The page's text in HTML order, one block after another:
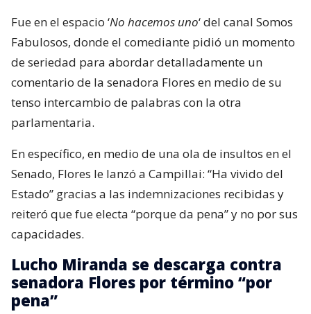
Fue en el espacio ‘No hacemos uno‘ del canal Somos
Fabulosos, donde el comediante pidió un momento
de seriedad para abordar detalladamente un
comentario de la senadora Flores en medio de su
tenso intercambio de palabras con la otra
parlamentaria.
En específico, en medio de una ola de insultos en el
Senado, Flores le lanzó a Campillai: “Ha vivido del
Estado” gracias a las indemnizaciones recibidas y
reiteró que fue electa “porque da pena” y no por sus
capacidades.
Lucho Miranda se descarga contra
senadora Flores por término “por
pena”